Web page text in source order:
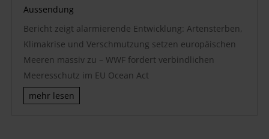
Aussendung
Bericht zeigt alarmierende Entwicklung: Artensterben,
Klimakrise und Verschmutzung setzen europäischen
Meeren massiv zu – WWF fordert verbindlichen
Meeresschutz im EU Ocean Act
mehr lesen